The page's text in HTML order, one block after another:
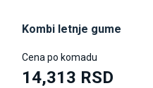
Kombi letnje gume
Cena po komadu
14,313 RSD